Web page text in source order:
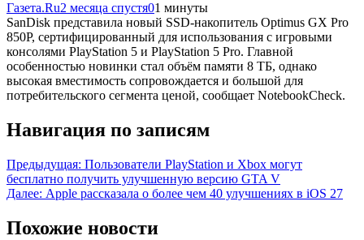
Газета.Ru2 месяца спустя01 минуты
SanDisk представила новый SSD-накопитель Optimus GX Pro
850P, сертифицированный для использования с игровыми
консолями PlayStation 5 и PlayStation 5 Pro. Главной
особенностью новинки стал объём памяти 8 ТБ, однако
высокая вместимость сопровождается и большой для
потребительского сегмента ценой, сообщает NotebookCheck.
Навигация по записям
Предыдущая: Пользователи PlayStation и Xbox могут
бесплатно получить улучшенную версию GTA V
Далее: Apple рассказала о более чем 40 улучшениях в iOS 27
Похожие новости